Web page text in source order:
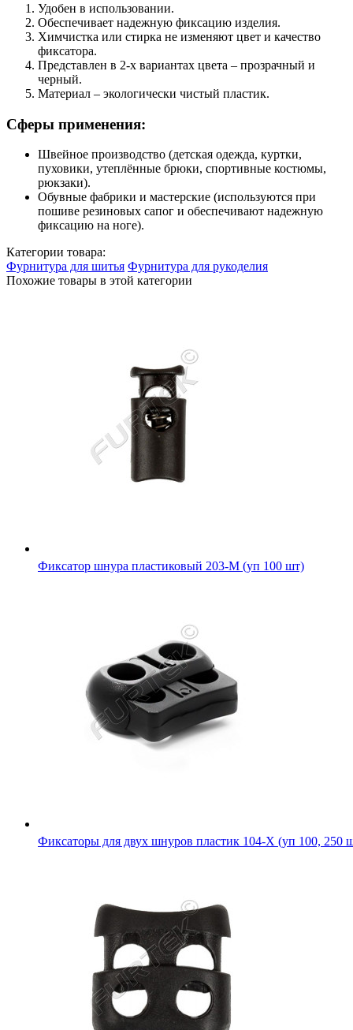
Удобен в использовании.
Обеспечивает надежную фиксацию изделия.
Химчистка или стирка не изменяют цвет и качество
фиксатора.
Представлен в 2-х вариантах цвета – прозрачный и
черный.
Материал – экологически чистый пластик.
Сферы применения:
Швейное производство (детская одежда, куртки,
пуховики, утеплённые брюки, спортивные костюмы,
рюкзаки).
Обувные фабрики и мастерские (используются при
пошиве резиновых сапог и обеспечивают надежную
фиксацию на ноге).
Категории товара:
Фурнитура для шитья Фурнитура для рукоделия
Похожие товары в этой категории
Фиксатор шнура пластиковый 203-М (уп 100 шт)
Фиксаторы для двух шнуров пластик 104-Х (уп 100, 250